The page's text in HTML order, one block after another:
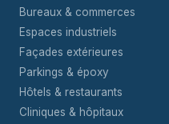
Bureaux & commerces
Espaces industriels
Façades extérieures
Parkings & époxy
Hôtels & restaurants
Cliniques & hôpitaux